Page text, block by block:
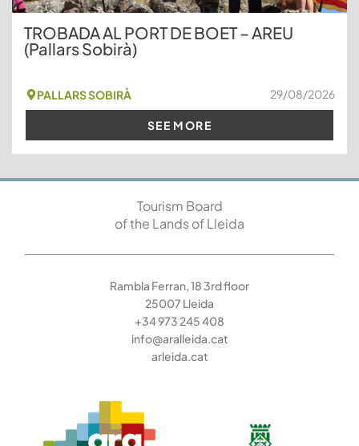
TROBADA AL PORT DE BOET – AREU
(Pallars Sobirà)
PALLARS SOBIRÀ 29/08/2026
SEE MORE
Tourism Board
of the Lands of Lleida
Rambla Ferran, 18 3rd floor
25007 Lleida
+34 973 245 408
info@aralleida.cat
arleida.cat